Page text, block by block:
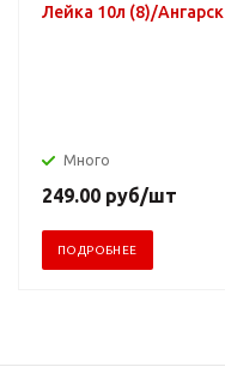
Лейка 10л (8)/Ангарск
Много
249.00 руб/шт
ПОДРОБНЕЕ